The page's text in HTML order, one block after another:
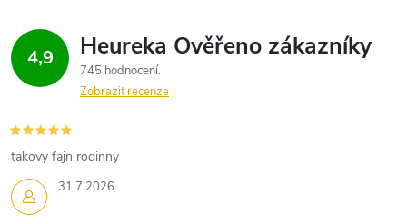
d
a
c
í
p
4,9
745 hodnocení
Zobrazit recenze
31.7.2026
takovy fajn rodinny